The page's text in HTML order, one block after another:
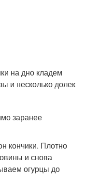
на дно кладем
и несколько долек
заранее
кончики. Плотно
и снова
огурцы до